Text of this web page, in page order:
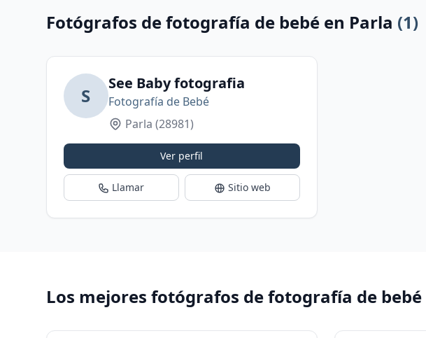
Fotógrafos de fotografía de bebé en Parla (1)
S
See Baby fotografia
Fotografía de Bebé
Parla (28981)
Ver perfil
Llamar Sitio web
Los mejores fotógrafos de fotografía de